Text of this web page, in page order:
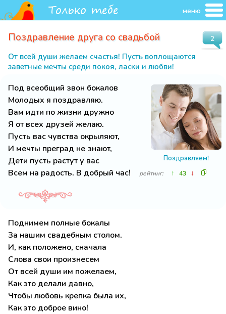
меню
2
Поздравление друга со свадьбой
От всей души желаем счастья! Пусть воплощаются
заветные мечты среди покоя, ласки и любви!
Поздравляем!
Под всеобщий звон бокалов
Молодых я поздравляю.
Вам идти по жизни дружно
Я от всех друзей желаю.
Пусть вас чувства окрыляют,
И мечты преград не знают,
Дети пусть растут у вас
Всем на радость. В добрый час!
рейтинг: ↑ 43 ↓
Поднимем полные бокалы
За нашим свадебным столом.
И, как положено, сначала
Слова свои произнесем
От всей души им пожелаем,
Как это делали давно,
Чтобы любовь крепка была их,
Как это доброе вино!